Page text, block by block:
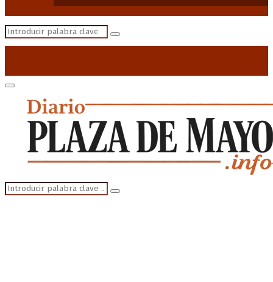
Search
Search
Primary
Menu
Search
for:
Search